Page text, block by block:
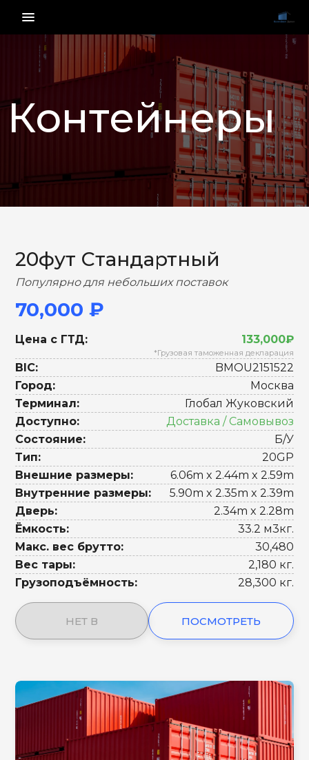
menu_vert
Контейнеры
НАЗАД ВПЕРЕД
20фут Стандартный
Популярно для небольших поставок
70,000 ₽
Цена с ГТД: 133,000₽
*Грузовая таможенная декларация
BIC:
BMOU2151522
Город:
Москва
Терминал:
Глобал Жуковский
Доступно:
Доставка / Самовывоз
Состояние:
Б/У
Тип:
20GP
Внешние размеры:
6.06m x 2.44m x 2.59m
Внутренние размеры:
5.90m x 2.35m x 2.39m
Дверь:
2.34m x 2.28m
Ёмкость:
33.2 м3кг.
Макс. вес брутто:
30,480
Вес тары:
2,180 кг.
Грузоподъёмность:
28,300 кг.
НЕТ В ПОСМОТРЕТЬ